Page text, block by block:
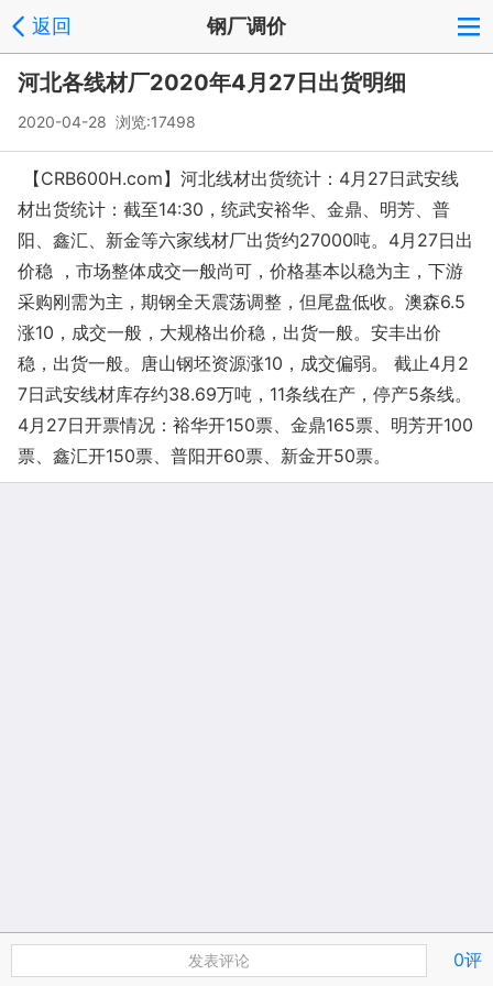
返回 钢厂调价
河北各线材厂2020年4月27日出货明细
2020-04-28 浏览:17498
【CRB600H.com】河北线材出货统计：4月27日武安线
材出货统计：截至14:30，统武安裕华、金鼎、明芳、普
阳、鑫汇、新金等六家线材厂出货约27000吨。4月27日出
价稳 ，市场整体成交一般尚可，价格基本以稳为主，下游
采购刚需为主，期钢全天震荡调整，但尾盘低收。澳森6.5
涨10，成交一般，大规格出价稳，出货一般。安丰出价
稳，出货一般。唐山钢坯资源涨10，成交偏弱。 截止4月2
7日武安线材库存约38.69万吨，11条线在产，停产5条线。
4月27日开票情况：裕华开150票、金鼎165票、明芳开100
票、鑫汇开150票、普阳开60票、新金开50票。
发表评论 0评